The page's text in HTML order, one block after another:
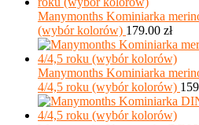
Manymonths Kominiarka
(wybór kolorów) 179.00 zł
Manymonths Kominiarka
4/4,5 roku (wybór kolorów)